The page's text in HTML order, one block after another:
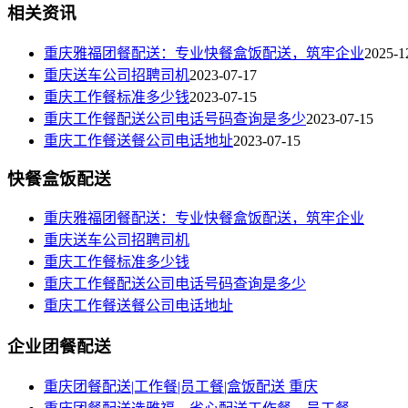
相关资讯
重庆雅福团餐配送：专业快餐盒饭配送，筑牢企业2025-
重庆送车公司招聘司机2023-07-17
重庆工作餐标准多少钱2023-07-15
重庆工作餐配送公司电话号码查询是多少2023-07-15
重庆工作餐送餐公司电话地址2023-07-15
快餐盒饭配送
重庆雅福团餐配送：专业快餐盒饭配送，筑牢企业
重庆送车公司招聘司机
重庆工作餐标准多少钱
重庆工作餐配送公司电话号码查询是多少
重庆工作餐送餐公司电话地址
企业团餐配送
重庆团餐配送|工作餐|员工餐|盒饭配送 重庆